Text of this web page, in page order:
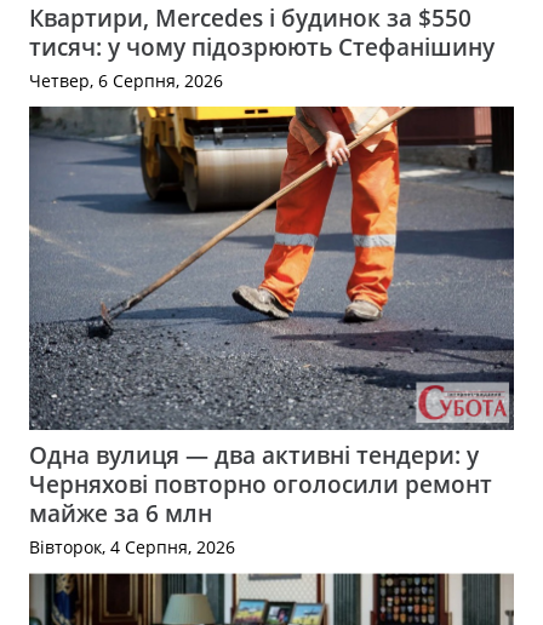
Квартири, Mercedes і будинок за $550
тисяч: у чому підозрюють Стефанішину
Четвер, 6 Серпня, 2026
Одна вулиця — два активні тендери: у
Черняхові повторно оголосили ремонт
майже за 6 млн
Вівторок, 4 Серпня, 2026